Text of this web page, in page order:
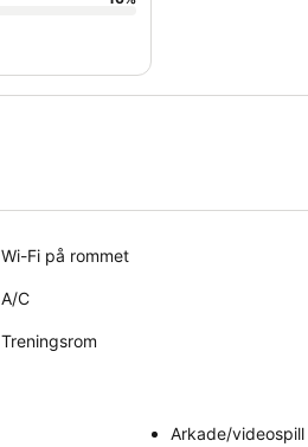
Wi-Fi på rommet
A/C
Treningsrom
Arkade/videospill